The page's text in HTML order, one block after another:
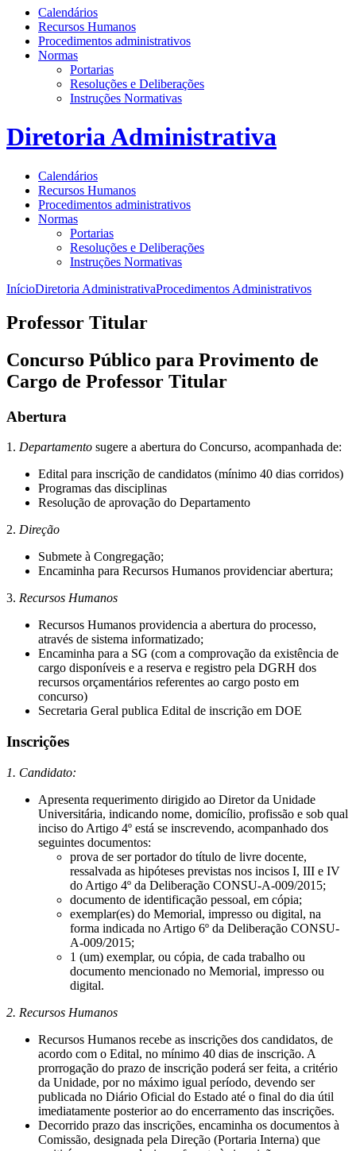
Calendários
Recursos Humanos
Procedimentos administrativos
Normas
Portarias
Resoluções e Deliberações
Instruções Normativas
Diretoria Administrativa
Calendários
Recursos Humanos
Procedimentos administrativos
Normas
Portarias
Resoluções e Deliberações
Instruções Normativas
InícioDiretoria AdministrativaProcedimentos Administrativos
Professor Titular
Concurso Público para Provimento de
Cargo de Professor Titular
Abertura
1. Departamento sugere a abertura do Concurso, acompanhada de:
Edital para inscrição de candidatos (mínimo 40 dias corridos)
Programas das disciplinas
Resolução de aprovação do Departamento
2. Direção
Submete à Congregação;
Encaminha para Recursos Humanos providenciar abertura;
3. Recursos Humanos
Recursos Humanos providencia a abertura do processo,
através de sistema informatizado;
Encaminha para a SG (com a comprovação da existência de
cargo disponíveis e a reserva e registro pela DGRH dos
recursos orçamentários referentes ao cargo posto em
concurso)
Secretaria Geral publica Edital de inscrição em DOE
Inscrições
1. Candidato:
Apresenta requerimento dirigido ao Diretor da Unidade
Universitária, indicando nome, domicílio, profissão e sob qual
inciso do Artigo 4º está se inscrevendo, acompanhado dos
seguintes documentos:
prova de ser portador do título de livre docente,
ressalvada as hipóteses previstas nos incisos I, III e IV
do Artigo 4º da Deliberação CONSU-A-009/2015;
documento de identificação pessoal, em cópia;
exemplar(es) do Memorial, impresso ou digital, na
forma indicada no Artigo 6º da Deliberação CONSU-
A-009/2015;
1 (um) exemplar, ou cópia, de cada trabalho ou
documento mencionado no Memorial, impresso ou
digital.
2. Recursos Humanos
Recursos Humanos recebe as inscrições dos candidatos, de
acordo com o Edital, no mínimo 40 dias de inscrição. A
prorrogação do prazo de inscrição poderá ser feita, a critério
da Unidade, por no máximo igual período, devendo ser
publicada no Diário Oficial do Estado até o final do dia útil
imediatamente posterior ao do encerramento das inscrições.
Decorrido prazo das inscrições, encaminha os documentos à
Comissão, designada pela Direção (Portaria Interna) que